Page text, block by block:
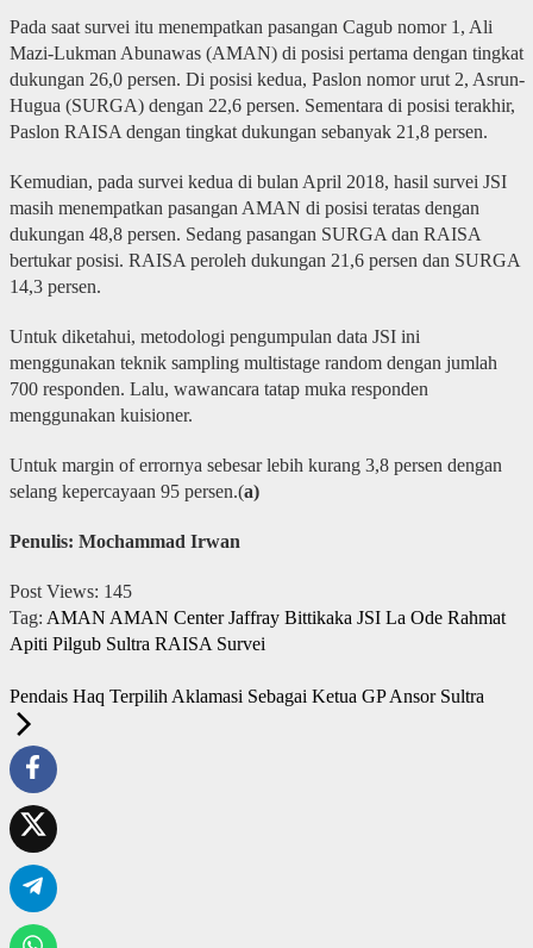
Pada saat survei itu menempatkan pasangan Cagub nomor 1, Ali
Mazi-Lukman Abunawas (AMAN) di posisi pertama dengan tingkat
dukungan 26,0 persen. Di posisi kedua, Paslon nomor urut 2, Asrun-
Hugua (SURGA) dengan 22,6 persen. Sementara di posisi terakhir,
Paslon RAISA dengan tingkat dukungan sebanyak 21,8 persen.
Kemudian, pada survei kedua di bulan April 2018, hasil survei JSI
masih menempatkan pasangan AMAN di posisi teratas dengan
dukungan 48,8 persen. Sedang pasangan SURGA dan RAISA
bertukar posisi. RAISA peroleh dukungan 21,6 persen dan SURGA
14,3 persen.
Untuk diketahui, metodologi pengumpulan data JSI ini
menggunakan teknik sampling multistage random dengan jumlah
700 responden. Lalu, wawancara tatap muka responden
menggunakan kuisioner.
Untuk margin of errornya sebesar lebih kurang 3,8 persen dengan
selang kepercayaan 95 persen.(a)
Penulis: Mochammad Irwan
Post Views: 145
Tag: AMAN AMAN Center Jaffray Bittikaka JSI La Ode Rahmat
Apiti Pilgub Sultra RAISA Survei
Pendais Haq Terpilih Aklamasi Sebagai Ketua GP Ansor Sultra